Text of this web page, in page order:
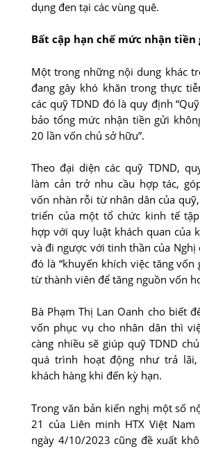
dụng đen tại các vùng quê.
Bất cập hạn chế mức nhận tiền
Một trong những nội dung khác
đang gây khó khăn trong thực
các quỹ TDND đó là quy định
bảo tổng mức nhận tiền gửi
20 lần vốn chủ sở hữu”.
Theo đại diện các quỹ TDND,
làm cản trở nhu cầu hợp tác,
vốn nhàn rỗi từ nhân dân của
triển của một tổ chức kinh tế
hợp với quy luật khách quan của
và đi ngược với tinh thần của Nghị
đó là “khuyến khích việc tăng vốn
từ thành viên để tăng nguồn vốn
Bà Phạm Thị Lan Oanh cho biết
vốn phục vụ cho nhân dân thì
càng nhiều sẽ giúp quỹ TDND
quá trình hoạt động như trả
khách hàng khi đến kỳ hạn.
Trong văn bản kiến nghị một số
21 của Liên minh HTX Việt
ngày 4/10/2023 cũng đề xuất